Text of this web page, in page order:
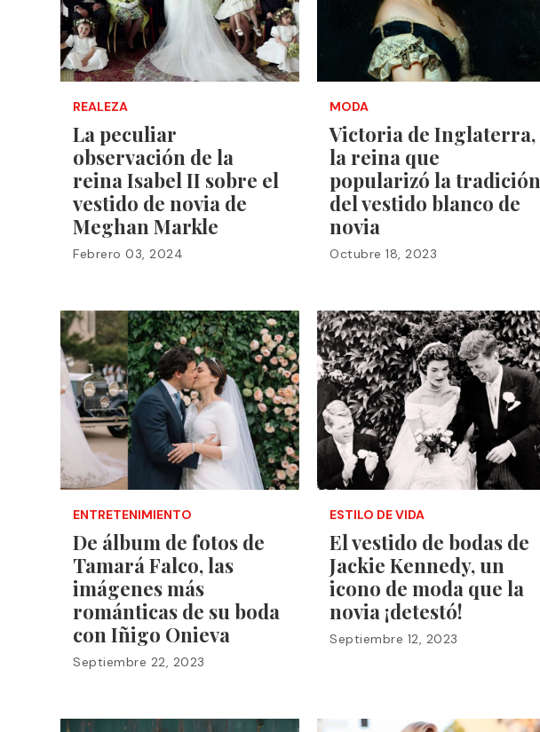
REALEZA
La peculiar
observación de la
reina Isabel II sobre el
vestido de novia de
Meghan Markle
Febrero 03, 2024
MODA
Victoria de Inglaterra,
la reina que
popularizó la tradición
del vestido blanco de
novia
Octubre 18, 2023
ENTRETENIMIENTO
De álbum de fotos de
Tamará Falco, las
imágenes más
románticas de su boda
con Iñigo Onieva
Septiembre 22, 2023
ESTILO DE VIDA
El vestido de bodas de
Jackie Kennedy, un
icono de moda que la
novia ¡detestó!
Septiembre 12, 2023